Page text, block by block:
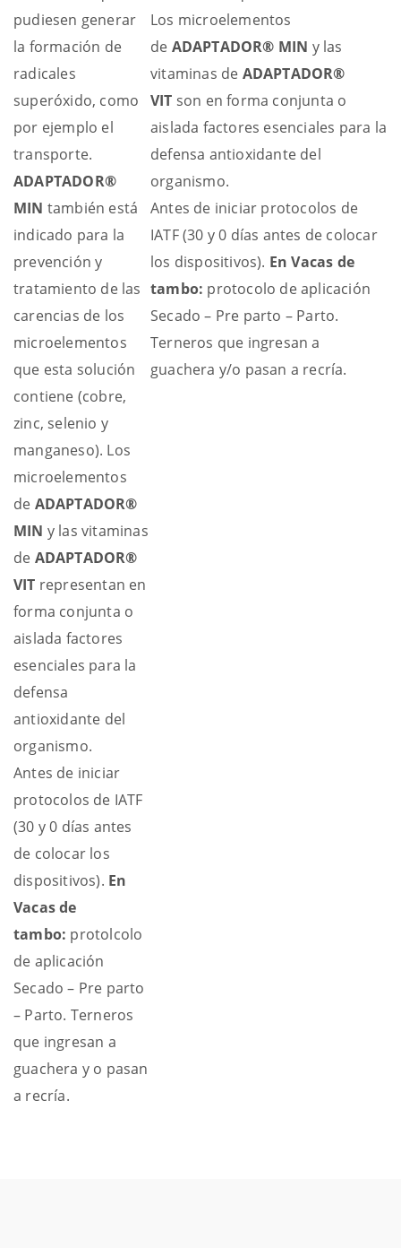
pudiesen generar
la formación de
radicales
superóxido, como
por ejemplo el
transporte.
ADAPTADOR®
MIN también está
indicado para la
prevención y
tratamiento de las
carencias de los
microelementos
que esta solución
contiene (cobre,
zinc, selenio y
manganeso). Los
microelementos
de ADAPTADOR®
MIN y las vitaminas
de ADAPTADOR®
VIT representan en
forma conjunta o
aislada factores
esenciales para la
defensa
antioxidante del
organismo.
Antes de iniciar
protocolos de IATF
(30 y 0 días antes
de colocar los
dispositivos). En
Vacas de
tambo: protolcolo
de aplicación
Secado – Pre parto
– Parto. Terneros
que ingresan a
guachera y o pasan
a recría.
Los microelementos
de ADAPTADOR® MIN y las
vitaminas de ADAPTADOR®
VIT son en forma conjunta o
aislada factores esenciales para la
defensa antioxidante del
organismo.
Antes de iniciar protocolos de
IATF (30 y 0 días antes de colocar
los dispositivos). En Vacas de
tambo: protocolo de aplicación
Secado – Pre parto – Parto.
Terneros que ingresan a
guachera y/o pasan a recría.